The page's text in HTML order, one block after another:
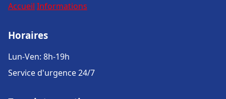
Accueil Informations
Horaires
Lun-Ven: 8h-19h
Service d'urgence 24/7